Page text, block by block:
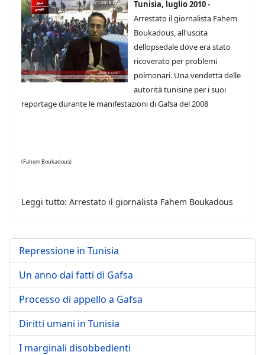
Tunisia, luglio 2010 -
Arrestato il giornalista Fahem
Boukadous, all'uscita
dellopsedale dove era stato
ricoverato per problemi
polmonari. Una vendetta delle
autorità tunisine per i suoi
reportage durante le manifestazioni di Gafsa del 2008
(Fahem Boukadous)
Leggi tutto: Arrestato il giornalista Fahem Boukadous
Repressione in Tunisia
Un anno dai fatti di Gafsa
Processo di appello a Gafsa
Diritti umani in Tunisia
I marginali disobbedienti